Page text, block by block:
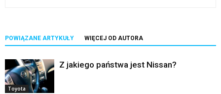
POWIĄZANE ARTYKUŁY WIĘCEJ OD AUTORA
Toyota
Z jakiego państwa jest Nissan?